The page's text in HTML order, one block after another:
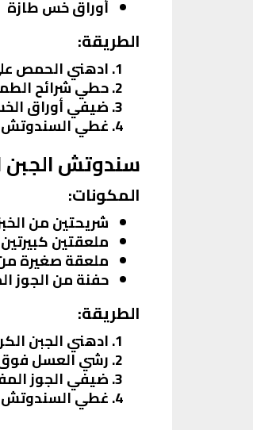
أوراق خس طازة
الطريقة:
ادهني الحمص
حطي شرائح
ضيفي أوراق
غطي السندوتش
سندوتش الجبن
المكونات:
شريحتين من
ملعقتين
ملعقة صغيرة
حفنة من الجوز
الطريقة:
ادهني الجبن
رشي العسل فوق
ضيفي الجوز
غطي السندوتش